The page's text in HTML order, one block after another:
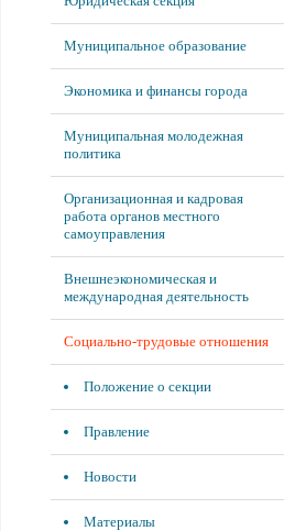
Муниципальное образование
Экономика и финансы города
Муниципальная молодежная
политика
Организационная и кадровая
работа органов местного
самоуправления
Внешнеэкономическая и
международная деятельность
Социально-трудовые отношения
Положение о секции
Правление
Новости
Материалы